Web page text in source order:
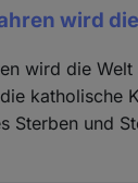
wird
wird die
katholische
Sterben und